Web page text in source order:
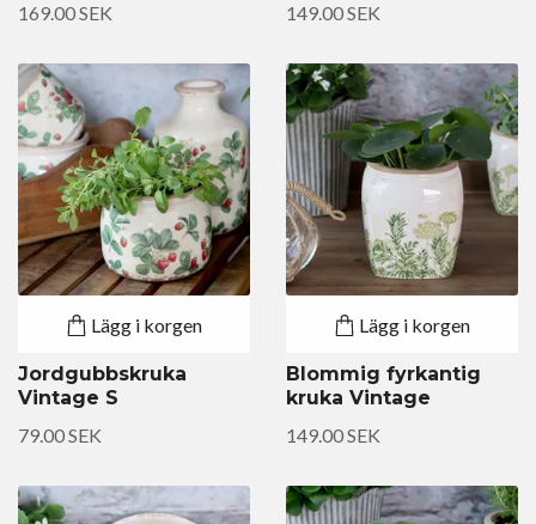
169.00 SEK
149.00 SEK
Lägg i korgen
Jordgubbskruka
Vintage S
79.00 SEK
Lägg i korgen
Blommig fyrkantig
kruka Vintage
149.00 SEK